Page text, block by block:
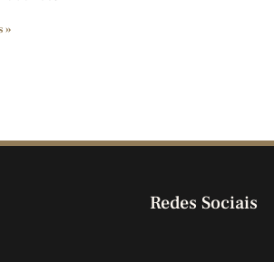
»
Redes Sociais